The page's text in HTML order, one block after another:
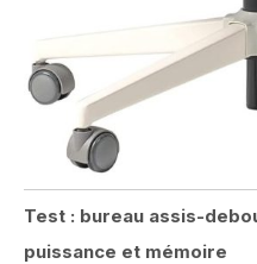
Test : bureau assis-
puissance et mémoire